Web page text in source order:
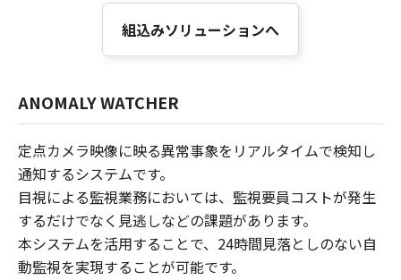
組込みソリューションへ
ANOMALY WATCHER
定点カメラ映像に映る異常事象をリアルタイムで検知し
通知するシステムです。
目視による監視業務においては、監視要員コストが発生
するだけでなく見逃しなどの課題があります。
本システムを活用することで、24時間見落としのない自
動監視を実現することが可能です。